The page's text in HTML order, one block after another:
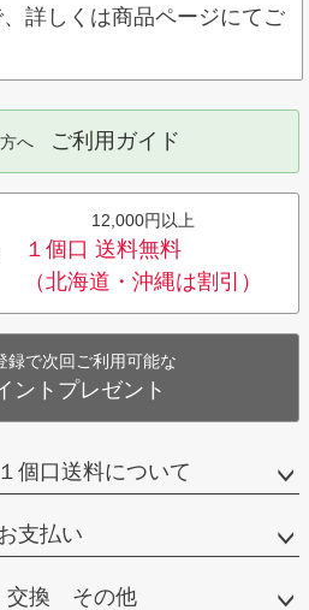
詳しくは商品ページにてご
へ ご利用ガイド
12,000円以上
１個口 送料無料
（北海道・沖縄は割引）
録で次回ご利用可能な
ントプレゼント
個口送料について
支払い
交換 その他